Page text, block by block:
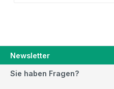
Newsletter
Sie haben Fragen?